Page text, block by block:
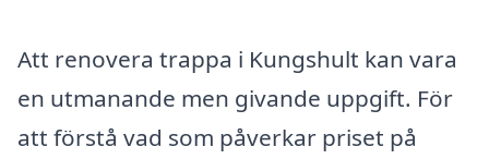
Att renovera trappa i Kungshult kan vara
en utmanande men givande uppgift. För
att förstå vad som påverkar priset på